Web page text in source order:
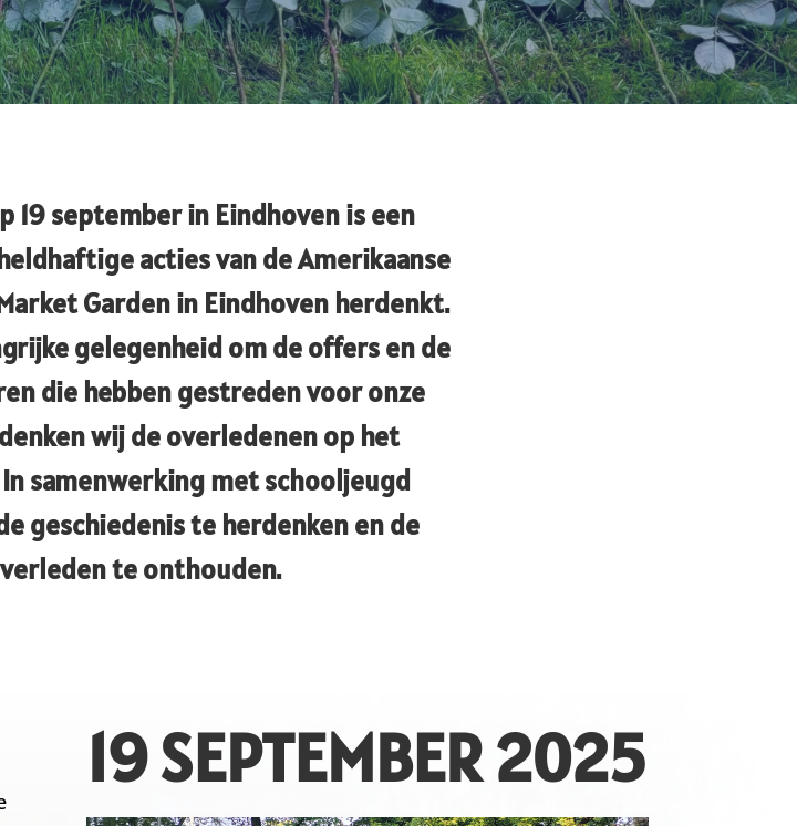
19 september in Eindhoven is een
acties van de Amerikaanse
Garden in Eindhoven herdenkt.
gelegenheid om de offers en de
die hebben gestreden voor onze
wij de overledenen op het
samenwerking met schooljeugd
geschiedenis te herdenken en de
verleden te onthouden.
19 SEPTEMBER 2025